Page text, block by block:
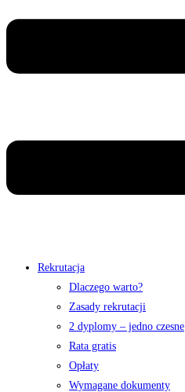
Rekrutacja
Dlaczego warto?
Zasady rekrutacji
2 dyplomy – jedno czesne
Rata gratis
Opłaty
Wymagane dokumenty